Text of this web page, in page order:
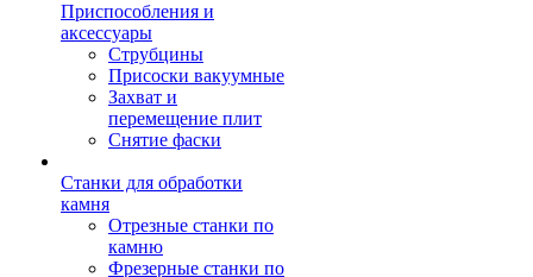
Приспособления и
аксессуары
Струбцины
Присоски вакуумные
Захват и
перемещение плит
Снятие фаски
Станки для обработки
камня
Отрезные станки по
камню
Фрезерные станки по